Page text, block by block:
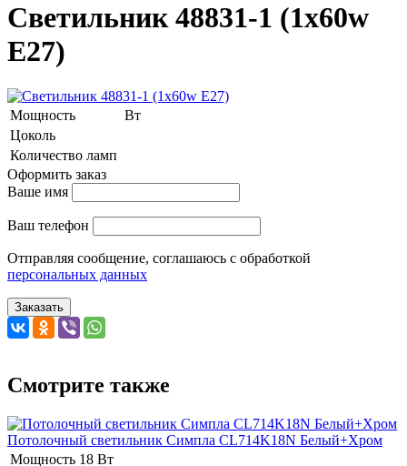
Светильник 48831-1 (1x60w
E27)
Мощность
Вт
Цоколь
Количество ламп
Оформить заказ
Ваше имя
Ваш телефон
Отправляя сообщение, соглашаюсь с обработкой
персональных данных
Заказать
Смотрите также
Потолочный светильник Симпла CL714K18N Белый+Хром
Мощность 18 Вт